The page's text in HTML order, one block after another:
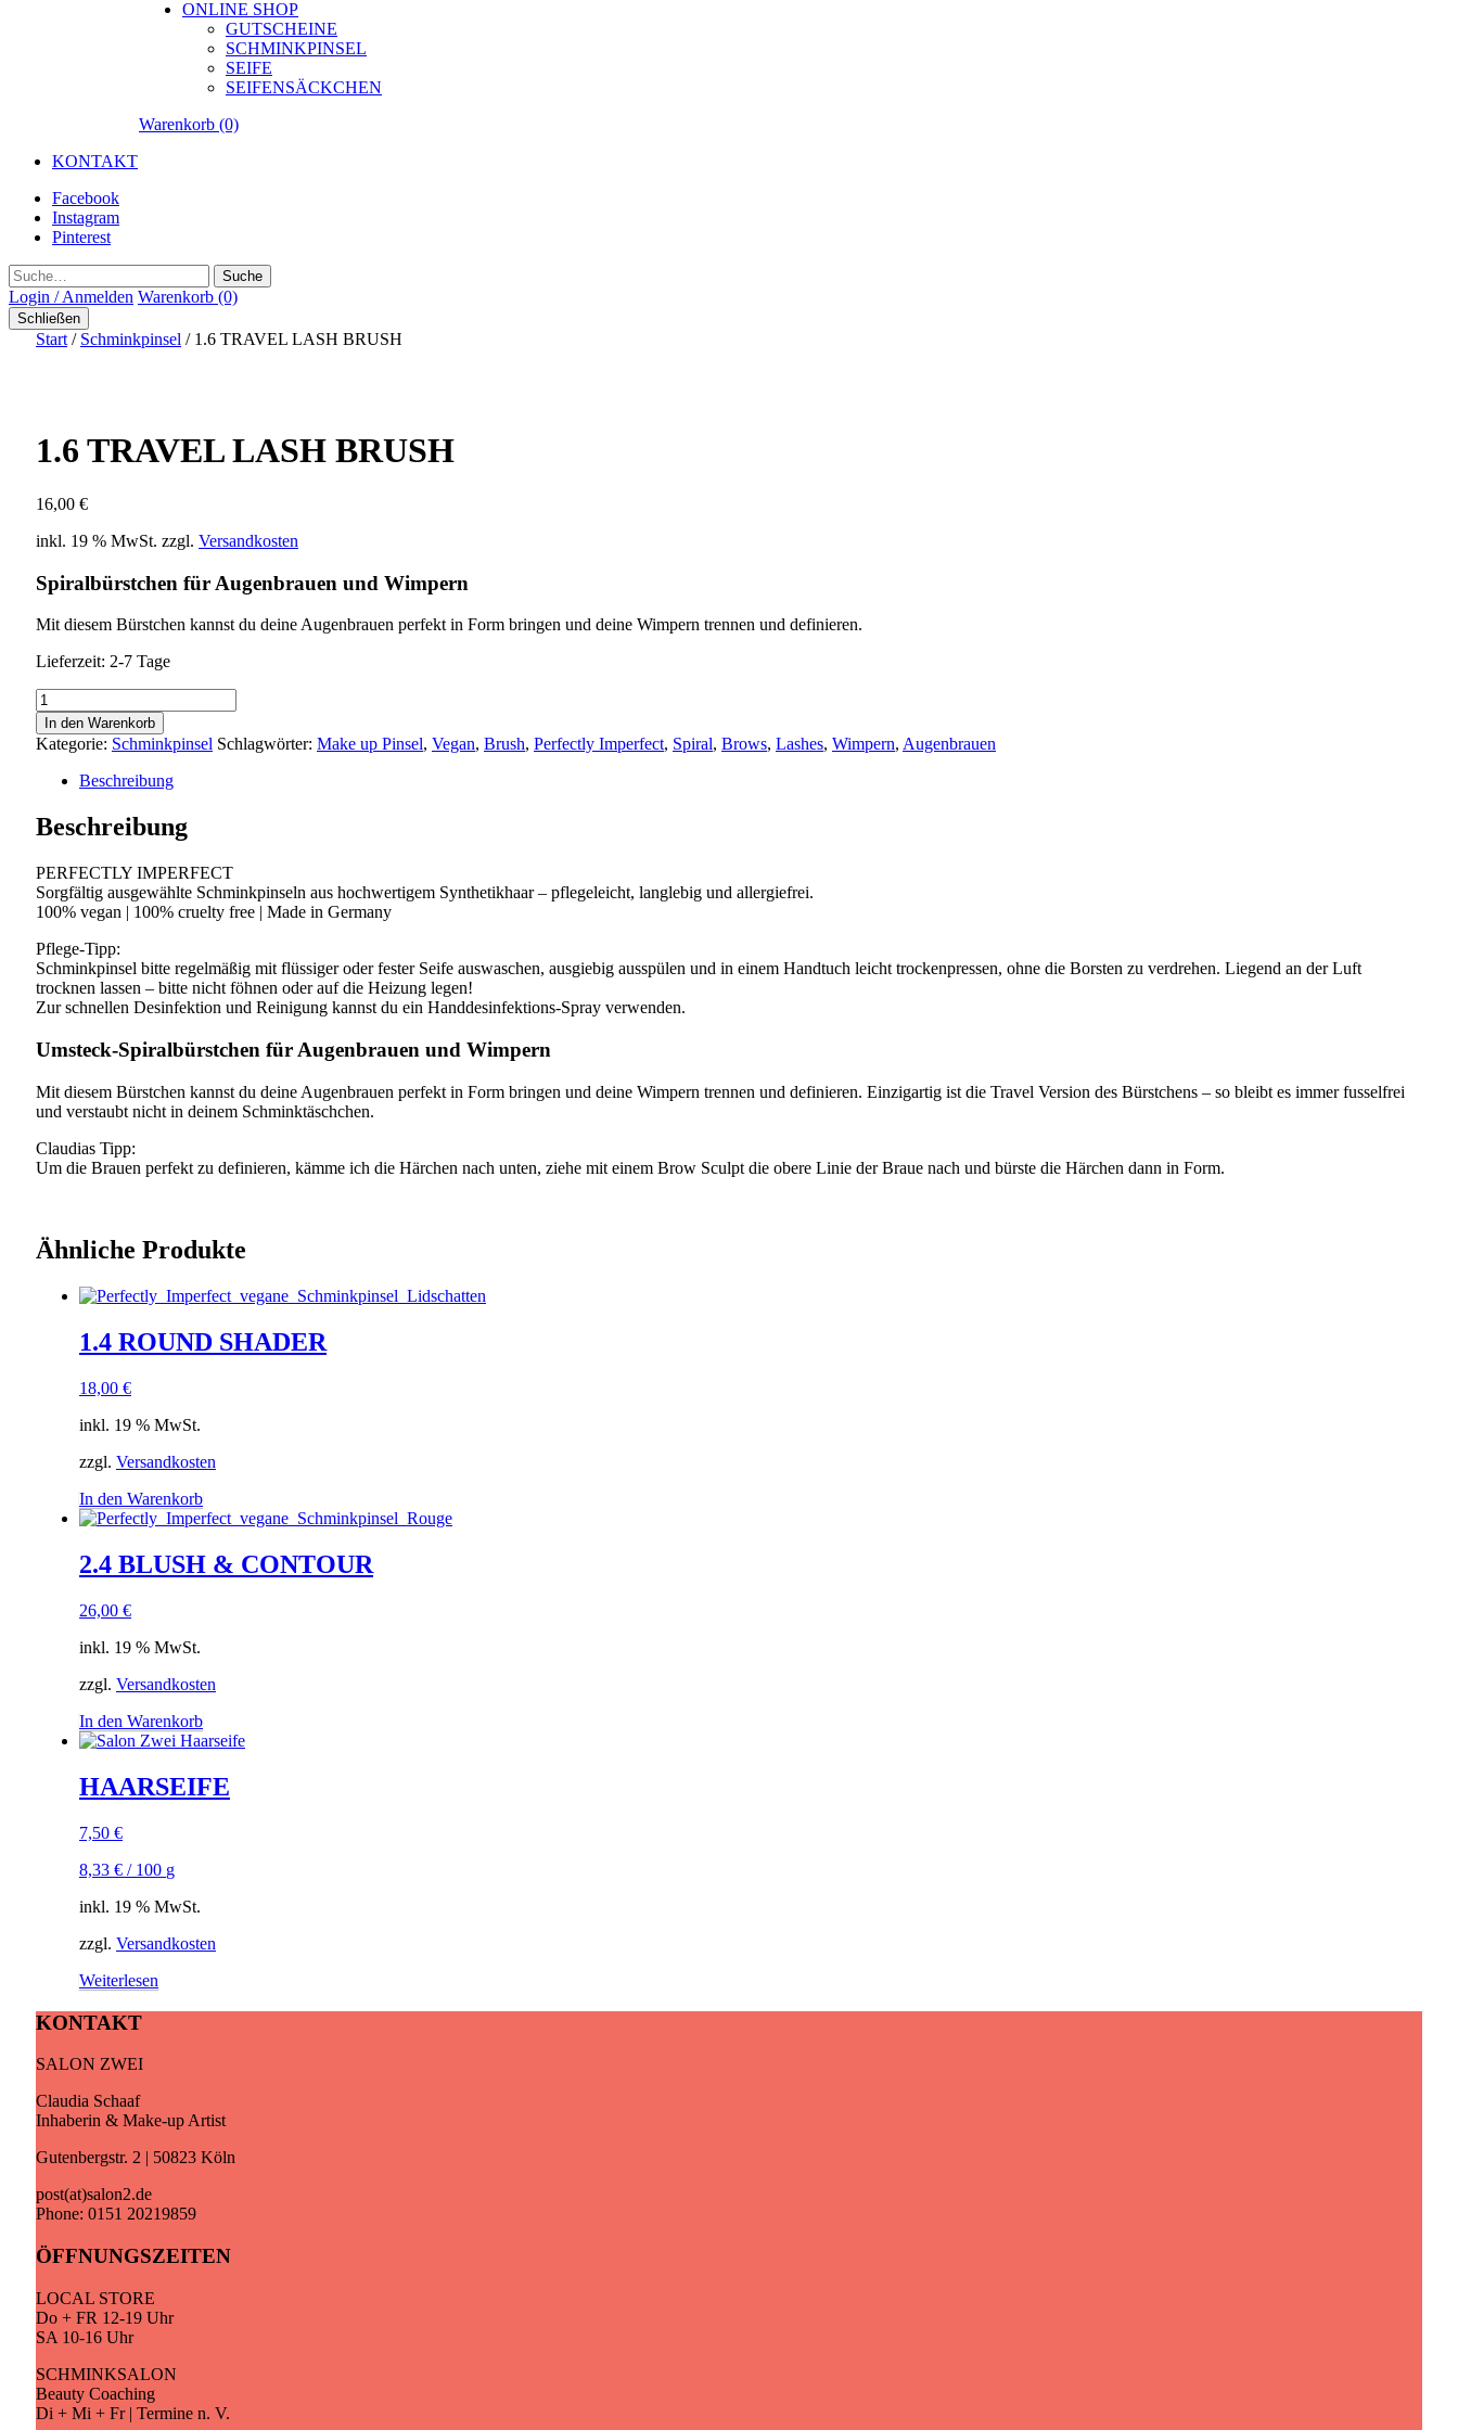
ONLINE SHOP
GUTSCHEINE
SCHMINKPINSEL
SEIFE
SEIFENSÄCKCHEN
Warenkorb (0)
KONTAKT
Facebook
Instagram
Pinterest
Suche
Login / Anmelden Warenkorb (0)
Schließen
Start / Schminkpinsel / 1.6 TRAVEL LASH BRUSH
1.6 TRAVEL LASH BRUSH
16,00 €
inkl. 19 % MwSt. zzgl. Versandkosten
Spiralbürstchen für Augenbrauen und Wimpern
Mit diesem Bürstchen kannst du deine Augenbrauen perfekt in Form bringen und deine Wimpern trennen und definieren.
Lieferzeit: 2-7 Tage
1.6
TRAVEL
LASH
BRUSH
Menge
In den Warenkorb
Kategorie: Schminkpinsel Schlagwörter: Make up Pinsel, Vegan, Brush, Perfectly Imperfect, Spiral, Brows, Lashes, Wimpern, Augenbrauen
Beschreibung
Beschreibung
PERFECTLY IMPERFECT
Sorgfältig ausgewählte Schminkpinseln aus hochwertigem Synthetikhaar – pflegeleicht, langlebig und allergiefrei.
100% vegan | 100% cruelty free | Made in Germany
Pflege-Tipp:
Schminkpinsel bitte regelmäßig mit flüssiger oder fester Seife auswaschen, ausgiebig ausspülen und in einem Handtuch leicht trockenpressen, ohne die Borsten zu verdrehen. Liegend an der Luft
trocknen lassen – bitte nicht föhnen oder auf die Heizung legen!
Zur schnellen Desinfektion und Reinigung kannst du ein Handdesinfektions-Spray verwenden.
Umsteck-Spiralbürstchen für Augenbrauen und Wimpern
Mit diesem Bürstchen kannst du deine Augenbrauen perfekt in Form bringen und deine Wimpern trennen und definieren. Einzigartig ist die Travel Version des Bürstchens – so bleibt es immer fusselfrei
und verstaubt nicht in deinem Schminktäschchen.
Claudias Tipp:
Um die Brauen perfekt zu definieren, kämme ich die Härchen nach unten, ziehe mit einem Brow Sculpt die obere Linie der Braue nach und bürste die Härchen dann in Form.
Ähnliche Produkte
1.4 ROUND SHADER
18,00 €
inkl. 19 % MwSt.
zzgl. Versandkosten
In den Warenkorb
2.4 BLUSH & CONTOUR
26,00 €
inkl. 19 % MwSt.
zzgl. Versandkosten
In den Warenkorb
HAARSEIFE
7,50 €
8,33 € / 100 g
inkl. 19 % MwSt.
zzgl. Versandkosten
Weiterlesen
KONTAKT
SALON ZWEI
Claudia Schaaf
Inhaberin & Make-up Artist
Gutenbergstr. 2 | 50823 Köln
post(at)salon2.de
Phone: 0151 20219859
ÖFFNUNGSZEITEN
LOCAL STORE
Do + FR 12-19 Uhr
SA 10-16 Uhr
SCHMINKSALON
Beauty Coaching
Di + Mi + Fr | Termine n. V.